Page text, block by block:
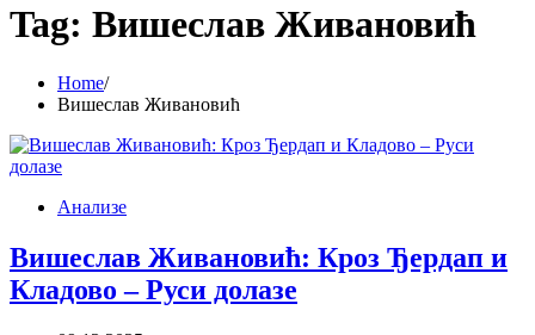
Tag: Вишеслав Живановић
Home
Вишеслав Живановић
Анализе
Вишеслав Живановић: Кроз Ђердап и
Кладово – Руси долазе